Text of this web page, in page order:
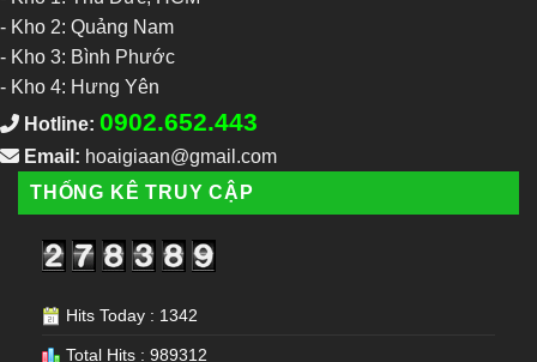
- Kho 2: Quảng Nam
- Kho 3: Bình Phước
- Kho 4: Hưng Yên
Hotline: 0902.652.443
Email: hoaigiaan@gmail.com
THỐNG KÊ TRUY CẬP
Hits Today : 1342
Total Hits : 989312